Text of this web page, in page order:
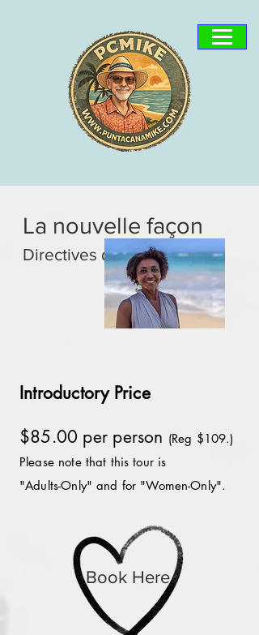
La nouvelle façon
Directives de visite
Introductory Price
$85.00 per person (Reg $109.)
Please note that this tour is
"Adults-Only" and for "Women-Only".
Book Here